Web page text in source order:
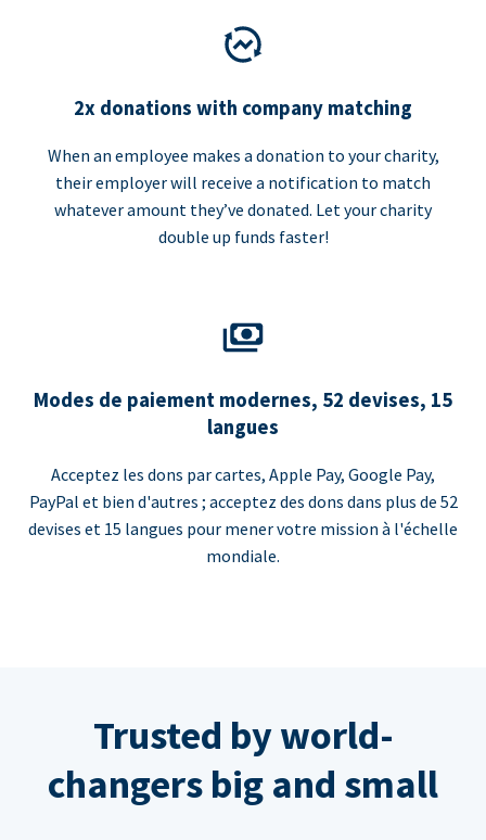
2x donations with company matching
When an employee makes a donation to your charity,
their employer will receive a notification to match
whatever amount they’ve donated. Let your charity
double up funds faster!
Modes de paiement modernes, 52 devises, 15
langues
Acceptez les dons par cartes, Apple Pay, Google Pay,
PayPal et bien d'autres ; acceptez des dons dans plus de 52
devises et 15 langues pour mener votre mission à l'échelle
mondiale.
Trusted by world-
changers big and small